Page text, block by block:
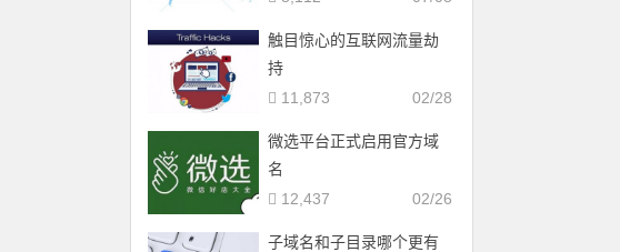
触目惊心的互联网流量劫
持
02/28
11,873
微选平台正式启用官方域
名
02/26
12,437
子域名和子目录哪个更有